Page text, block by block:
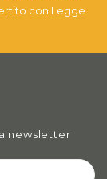
con Legge
newsletter